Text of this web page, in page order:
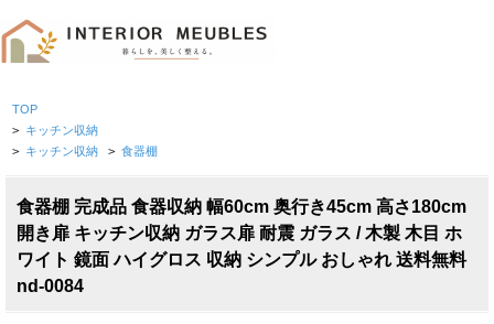
TOP
> キッチン収納
> キッチン収納 > 食器棚
食器棚 完成品 食器収納 幅60cm 奥行き45cm 高さ180cm
開き扉 キッチン収納 ガラス扉 耐震 ガラス / 木製 木目 ホ
ワイト 鏡面 ハイグロス 収納 シンプル おしゃれ 送料無料
nd-0084